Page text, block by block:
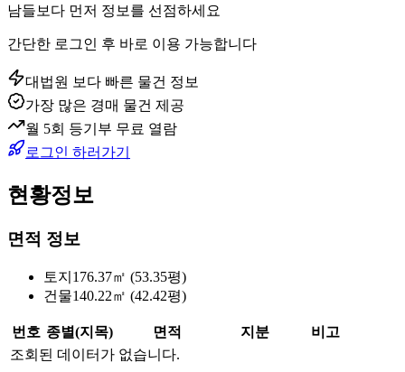
남들보다 먼저 정보를 선점하세요
간단한 로그인 후 바로 이용 가능합니다
대법원 보다 빠른 물건 정보
가장 많은 경매 물건 제공
월 5회 등기부 무료 열람
로그인 하러가기
현황정보
면적 정보
토지 176.37㎡ (53.35평)
건물140.22㎡ (42.42평)
번호 종별(지목) 면적 지분
비고
조회된 데이터가 없습니다.